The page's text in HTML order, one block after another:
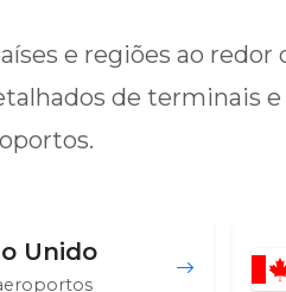
e regiões ao redor
de terminais
Unido